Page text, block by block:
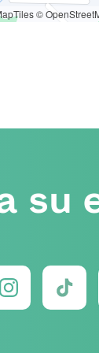
©
su